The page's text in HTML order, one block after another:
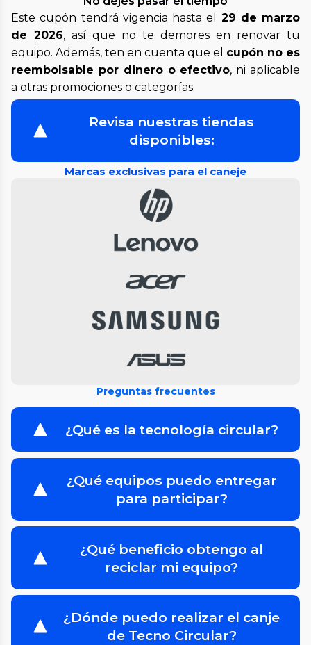
Este cupón tendrá vigencia hasta el 29 de marzo
de 2026, así que no te demores en renovar tu
equipo. Además, ten en cuenta que el cupón no es
reembolsable por dinero o efectivo, ni aplicable
a otras promociones o categorías.
Revisa nuestras tiendas
disponibles:
Marcas exclusivas para el caneje
Preguntas frecuentes
¿Qué es la tecnología circular?
¿Qué equipos puedo entregar
para participar?
¿Qué beneficio obtengo al
reciclar mi equipo?
¿Dónde puedo realizar el canje
de Tecno Circular?